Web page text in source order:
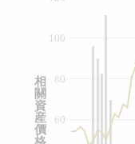
60
80
100
相
關
資
産
價
格
牛熊證文件及公告
牛熊證文件及公告 (瑞信)
收市競價變化